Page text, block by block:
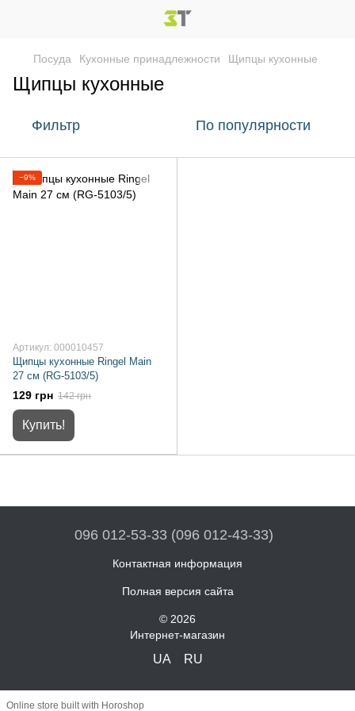
Посуда Кухонные принадлежности Щипцы кухонные
Щипцы кухонные
Фильтр По популярности
−9%
Артикул: 000010457
Щипцы кухонные Ringel Main
27 см (RG-5103/5)
129 грн 142 грн
Купить!
096 012-53-33 (096 012-43-33)
Контактная информация
Полная версия сайта
© 2026
Интернет-магазин
UA RU
Online store built with Horoshop